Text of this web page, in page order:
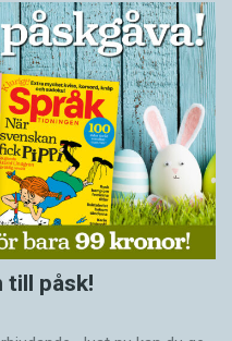
till påsk!